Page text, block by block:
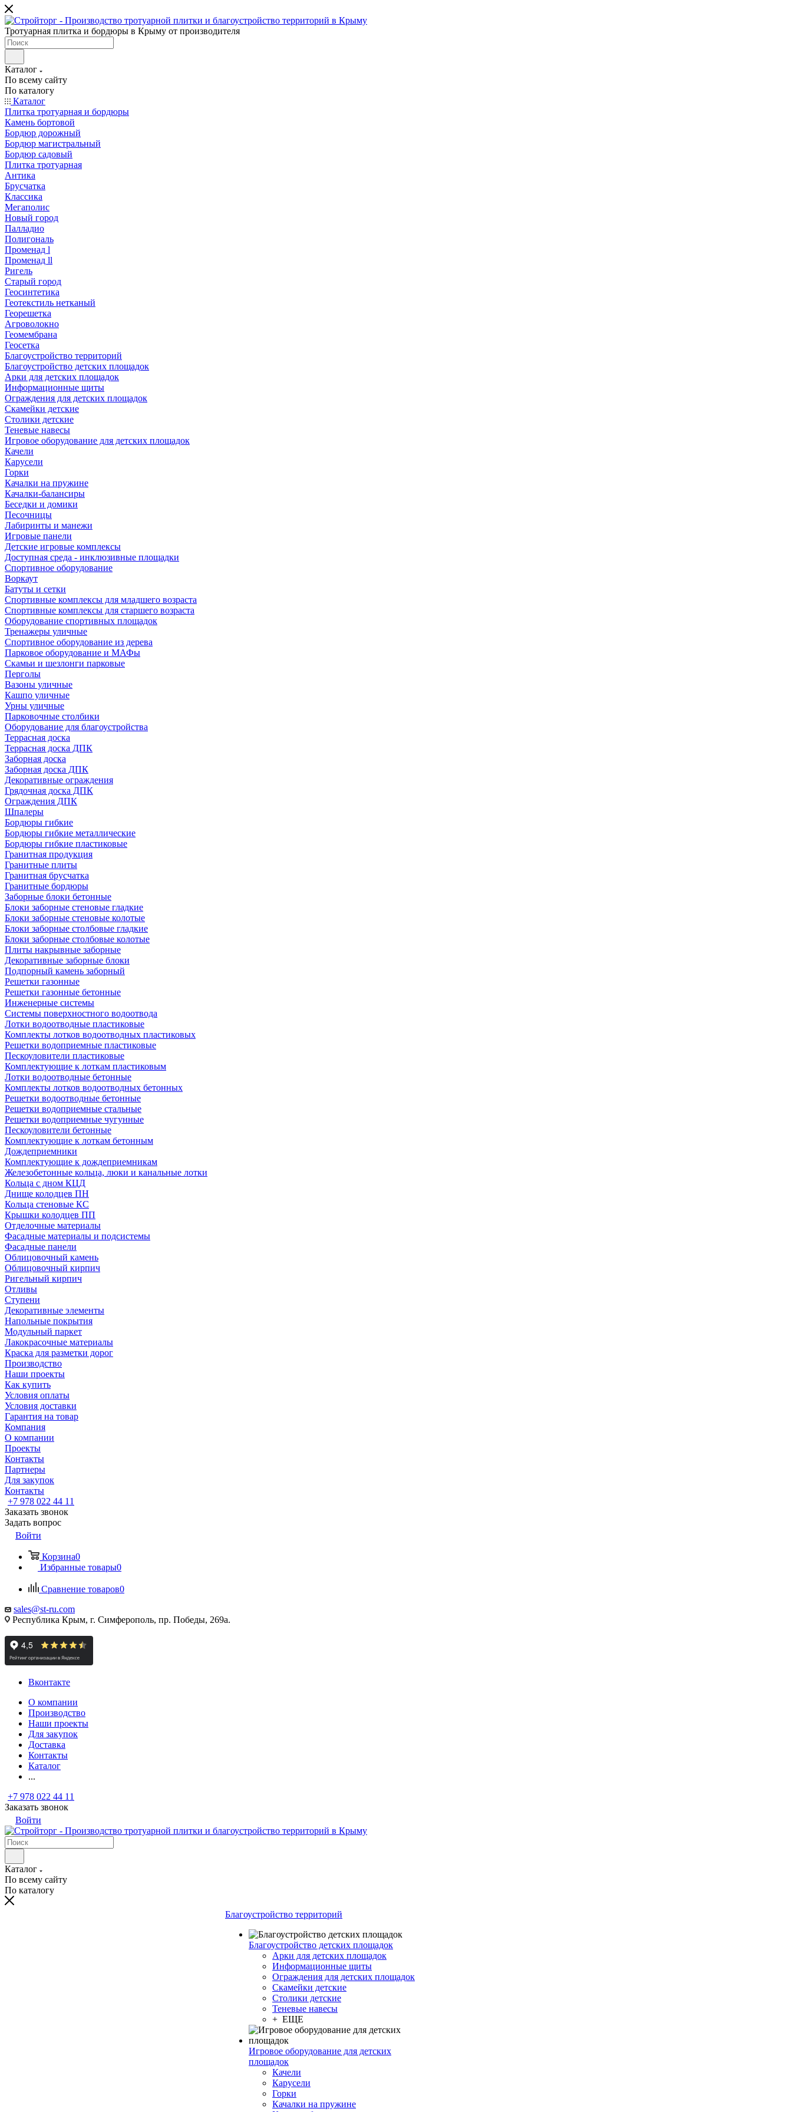
Тротуарная плитка и бордюры в Крыму от производителя
Каталог
По всему сайту
По каталогу
Каталог
Плитка тротуарная и бордюры
Камень бортовой
Бордюр дорожный
Бордюр магистральный
Бордюр садовый
Плитка тротуарная
Антика
Брусчатка
Классика
Мегаполис
Новый город
Палладио
Полигональ
Променад l
Променад ll
Ригель
Старый город
Геосинтетика
Геотекстиль нетканый
Георешетка
Агроволокно
Геомембрана
Геосетка
Благоустройство территорий
Благоустройство детских площадок
Арки для детских площадок
Информационные щиты
Ограждения для детских площадок
Скамейки детские
Столики детские
Теневые навесы
Игровое оборудование для детских площадок
Качели
Карусели
Горки
Качалки на пружине
Качалки-балансиры
Беседки и домики
Песочницы
Лабиринты и манежи
Игровые панели
Детские игровые комплексы
Доступная среда - инклюзивные площадки
Спортивное оборудование
Воркаут
Батуты и сетки
Спортивные комплексы для младшего возраста
Спортивные комплексы для старшего возраста
Оборудование спортивных площадок
Тренажеры уличные
Спортивное оборудование из дерева
Парковое оборудование и МАФы
Скамьи и шезлонги парковые
Перголы
Вазоны уличные
Кашпо уличные
Урны уличные
Парковочные столбики
Оборудование для благоустройства
Террасная доска
Террасная доска ДПК
Заборная доска
Заборная доска ДПК
Декоративные ограждения
Грядочная доска ДПК
Ограждения ДПК
Шпалеры
Бордюры гибкие
Бордюры гибкие металлические
Бордюры гибкие пластиковые
Гранитная продукция
Гранитные плиты
Гранитная брусчатка
Гранитные бордюры
Заборные блоки бетонные
Блоки заборные стеновые гладкие
Блоки заборные стеновые колотые
Блоки заборные столбовые гладкие
Блоки заборные столбовые колотые
Плиты накрывные заборные
Декоративные заборные блоки
Подпорный камень заборный
Решетки газонные
Решетки газонные бетонные
Инженерные системы
Системы поверхностного водоотвода
Лотки водоотводные пластиковые
Комплекты лотков водоотводных пластиковых
Решетки водоприемные пластиковые
Пескоуловители пластиковые
Комплектующие к лоткам пластиковым
Лотки водоотводные бетонные
Комплекты лотков водоотводных бетонных
Решетки водоотводные бетонные
Решетки водоприемные стальные
Решетки водоприемные чугунные
Пескоуловители бетонные
Комплектующие к лоткам бетонным
Дождеприемники
Комплектующие к дождеприемникам
Железобетонные кольца, люки и канальные лотки
Кольца с дном КЦД
Днище колодцев ПН
Кольца стеновые КС
Крышки колодцев ПП
Отделочные материалы
Фасадные материалы и подсистемы
Фасадные панели
Облицовочный камень
Облицовочный кирпич
Ригельный кирпич
Отливы
Ступени
Декоративные элементы
Напольные покрытия
Модульный паркет
Лакокрасочные материалы
Краска для разметки дорог
Производство
Наши проекты
Как купить
Условия оплаты
Условия доставки
Гарантия на товар
Компания
О компании
Проекты
Контакты
Партнеры
Для закупок
Контакты
+7 978 022 44 11
Заказать звонок
Задать вопрос
Войти
Корзина0
Избранные товары0
Сравнение товаров0
sales@st-ru.com
Республика Крым, г. Симферополь, пр. Победы, 269а.
Вконтакте
О компании
Производство
Наши проекты
Для закупок
Доставка
Контакты
Каталог
...
+7 978 022 44 11
Заказать звонок
Войти
Каталог
По всему сайту
По каталогу
Благоустройство территорий
Благоустройство детских площадок
Арки для детских площадок
Информационные щиты
Ограждения для детских площадок
Скамейки детские
Столики детские
Теневые навесы
+ ЕЩЕ
Игровое оборудование для детских
площадок
Качели
Карусели
Горки
Качалки на пружине